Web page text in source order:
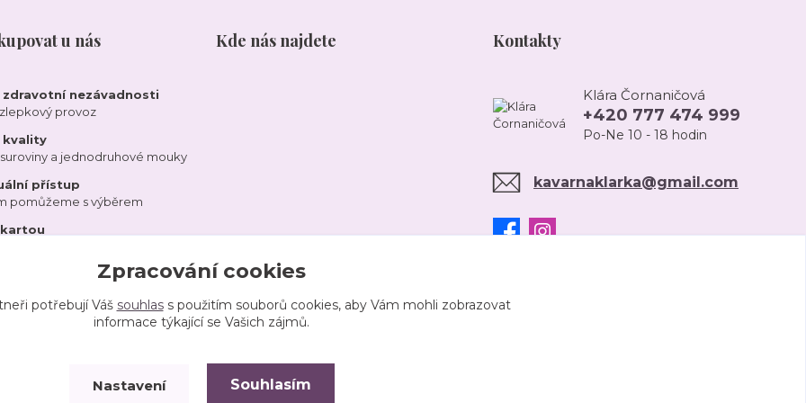
u nás
nezávadnosti
provoz
kvality
a jednodruhové mouky
přístup
pomůžeme s výběrem
Kde nás najdete Kontakty
Klára Čornaničová
+420 777 474 999
Po-Ne 10 - 18 hodin
kavarnaklarka@gmail.com
Zpracování cookies
potřebují Váš souhlass použitím souborů cookies, aby Vám mohli zobrazovat
informace týkající se Vašich zájmů.
Nastavení Souhlasím